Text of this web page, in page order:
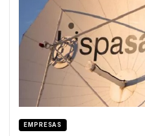
EMPRESAS